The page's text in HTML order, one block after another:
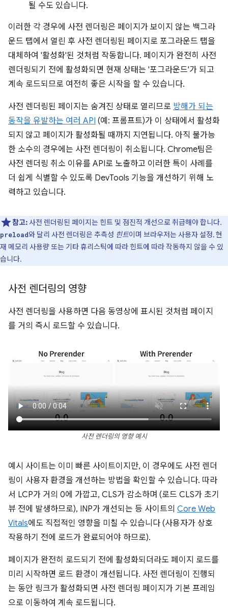
될 수도 있습니다.
이러한 각 경우에 사전 렌더링은 페이지가 보이지 않는 백그라
운드 탭에서 열린 후 사전 렌더링된 페이지로 포그라운드 탭을
대체하여 '활성화'된 것처럼 작동합니다. 페이지가 완전히 사전
렌더링되기 전에 활성화되면 현재 상태는 '포그라운드'가 되고
계속 로드되므로 여전히 좋은 시작을 할 수 있습니다.
사전 렌더링된 페이지는 숨겨진 상태로 열리므로 방해가 되는
동작을 유발하는 여러 API (예: 프롬프트)가 이 상태에서 활성화
되지 않고 페이지가 활성화될 때까지 지연됩니다. 아직 불가능
한 소수의 경우에는 사전 렌더링이 취소됩니다. Chrome팀은
사전 렌더링 취소 이유를 API로 노출하고 이러한 특이 사례를
더 쉽게 식별할 수 있도록 DevTools 기능을 개선하기 위해 노
력하고 있습니다.
참고: 사전 렌더링된 페이지는 힌트 및 점진적 개선으로 취급해야 합니다.
preload와 달리 사전 렌더링은 추측성 힌트이며 브라우저는 사용자 설정, 현
재 메모리 사용량 또는 기타 휴리스틱에 따라 힌트에 따라 작동하지 않을 수 있
습니다.
사전 렌더링의 영향
사전 렌더링을 사용하면 다음 동영상에 표시된 것처럼 페이지
를 거의 즉시 로드할 수 있습니다.
사전 렌더링의 영향 예시
예시 사이트는 이미 빠른 사이트이지만, 이 경우에도 사전 렌더
링이 사용자 환경을 개선하는 방법을 확인할 수 있습니다. 따라
서 LCP가 거의 0에 가깝고, CLS가 감소하며 (로드 CLS가 초기
뷰 전에 발생하므로), INP가 개선되는 등 사이트의 Core Web
Vitals에도 직접적인 영향을 미칠 수 있습니다 (사용자가 상호
작용하기 전에 로드가 완료되어야 하므로).
페이지가 완전히 로드되기 전에 활성화되더라도 페이지 로드를
미리 시작하면 로드 환경이 개선됩니다. 사전 렌더링이 진행되
는 동안 링크가 활성화되면 사전 렌더링 페이지가 기본 프레임
으로 이동하여 계속 로드됩니다.